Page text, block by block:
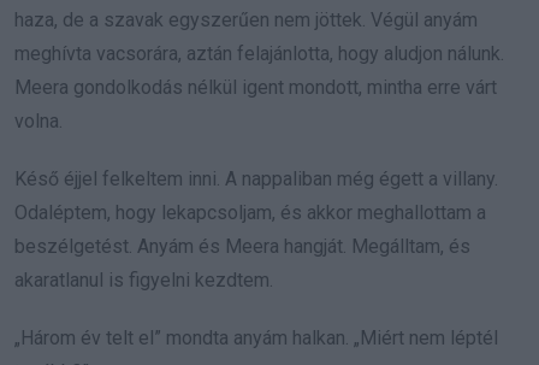
haza, de a szavak egyszerűen nem jöttek. Végül anyám
meghívta vacsorára, aztán felajánlotta, hogy aludjon nálunk.
Meera gondolkodás nélkül igent mondott, mintha erre várt
volna.
Késő éjjel felkeltem inni. A nappaliban még égett a villany.
Odaléptem, hogy lekapcsoljam, és akkor meghallottam a
beszélgetést. Anyám és Meera hangját. Megálltam, és
akaratlanul is figyelni kezdtem.
„Három év telt el” mondta anyám halkan. „Miért nem léptél